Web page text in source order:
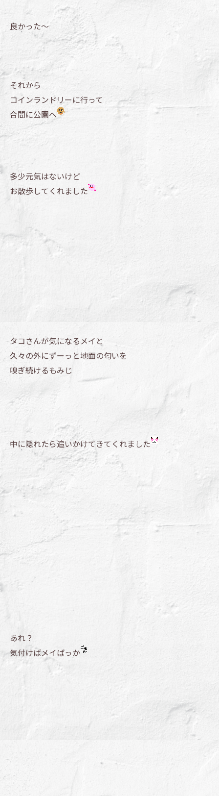
良かった～
それから
コインランドリーに行って
合間に公園へ
多少元気はないけど
お散歩してくれました
タコさんが気になるメイと
久々の外にずーっと地面の匂いを
嗅ぎ続けるもみじ
中に隠れたら追いかけてきてくれました
あれ？
気付けばメイばっか